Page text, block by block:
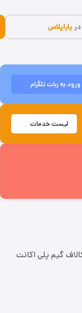
یاراپلاس
ورود به ربات تلگرام
لیست خدمات
گیم پلی اکانت